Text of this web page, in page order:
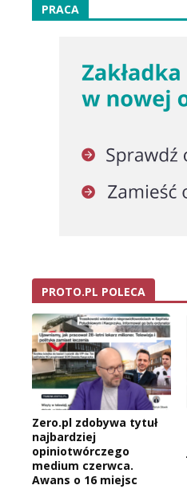
PRACA
PROTO.PL POLECA
Zero.pl zdobywa tytuł
najbardziej
opiniotwórczego
medium czerwca.
Awans o 16 miejsc